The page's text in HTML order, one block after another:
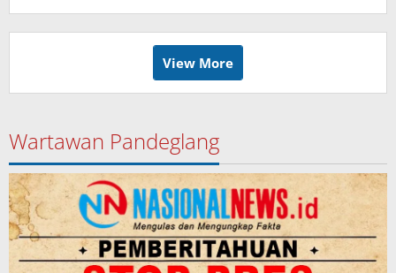
View More
Wartawan Pandeglang